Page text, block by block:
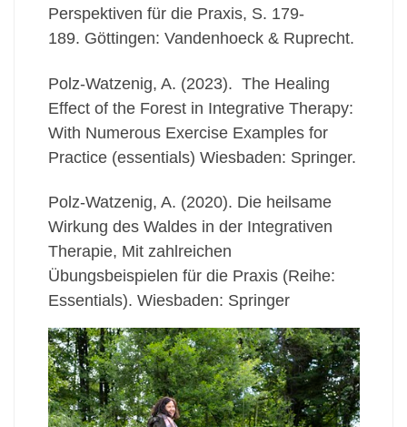
Perspektiven für die Praxis, S. 179-
189. Göttingen: Vandenhoeck & Ruprecht.
Polz-Watzenig, A. (2023). The Healing
Effect of the Forest in Integrative Therapy:
With Numerous Exercise Examples for
Practice (essentials) Wiesbaden: Springer.
Polz-Watzenig, A. (2020). Die heilsame
Wirkung des Waldes in der Integrativen
Therapie, Mit zahlreichen
Übungsbeispielen für die Praxis (Reihe:
Essentials). Wiesbaden: Springer